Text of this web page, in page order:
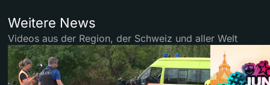
Weitere News
Videos aus der Region, der Schweiz und aller Welt